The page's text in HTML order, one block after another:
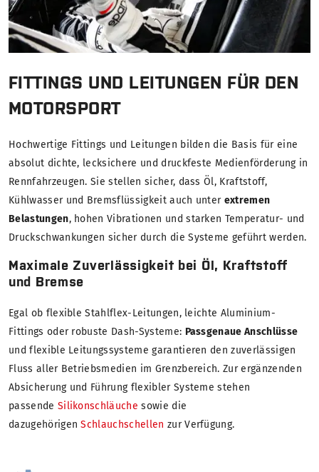
FITTINGS UND LEITUNGEN FÜR DEN
MOTORSPORT
Hochwertige Fittings und Leitungen bilden die Basis für eine
absolut dichte, lecksichere und druckfeste Medienförderung in
Rennfahrzeugen. Sie stellen sicher, dass Öl, Kraftstoff,
Kühlwasser und Bremsflüssigkeit auch unter extremen
Belastungen, hohen Vibrationen und starken Temperatur- und
Druckschwankungen sicher durch die Systeme geführt werden.
Maximale Zuverlässigkeit bei Öl, Kraftstoff
und Bremse
Egal ob flexible Stahlflex-Leitungen, leichte Aluminium-
Fittings oder robuste Dash-Systeme: Passgenaue Anschlüsse
und flexible Leitungssysteme garantieren den zuverlässigen
Fluss aller Betriebsmedien im Grenzbereich. Zur ergänzenden
Absicherung und Führung flexibler Systeme stehen
passende Silikonschläuche sowie die
dazugehörigenSchlauchschellen zur Verfügung.